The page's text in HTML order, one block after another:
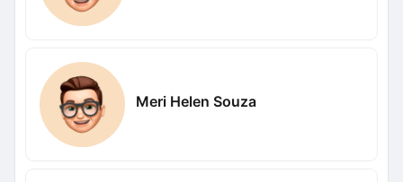
Meri Helen Souza